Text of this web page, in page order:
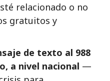
relacionado o no
gratuitos y
de texto al 988
a nivel nacional —